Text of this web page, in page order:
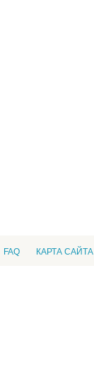
FAQ КАРТА САЙТА